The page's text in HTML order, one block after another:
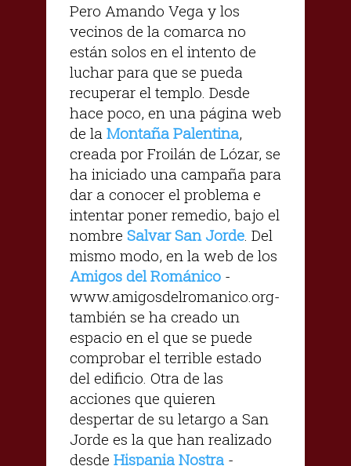
Pero Amando Vega y los
vecinos de la comarca no
están solos en el intento de
luchar para que se pueda
recuperar el templo. Desde
hace poco, en una página web
de la Montaña Palentina,
creada por Froilán de Lózar, se
ha iniciado una campaña para
dar a conocer el problema e
intentar poner remedio, bajo el
nombre Salvar San Jorde. Del
mismo modo, en la web de los
Amigos del Románico -
www.amigosdelromanico.org-
también se ha creado un
espacio en el que se puede
comprobar el terrible estado
del edificio. Otra de las
acciones que quieren
despertar de su letargo a San
Jorde es la que han realizado
desde Hispania Nostra -